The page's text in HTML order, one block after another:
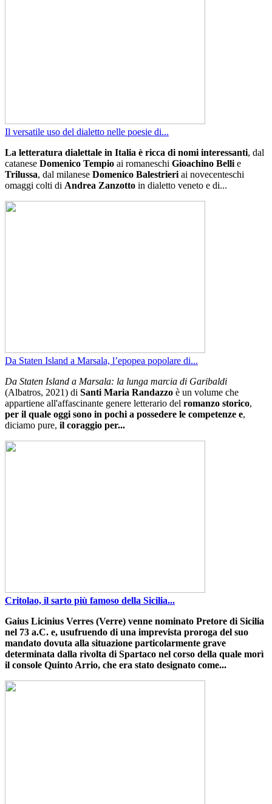
Il versatile uso del dialetto nelle poesie di...
La letteratura dialettale in Italia è ricca di nomi interessanti, dal
catanese Domenico Tempio ai romaneschi Gioachino Belli e
Trilussa, dal milanese Domenico Balestrieri ai novecenteschi
omaggi colti di Andrea Zanzotto in dialetto veneto e di...
Da Staten Island a Marsala, l’epopea popolare di...
Da Staten Island a Marsala: la lunga marcia di Garibaldi
(Albatros, 2021) di Santi Maria Randazzo è un volume che
appartiene all'affascinante genere letterario del romanzo storico,
per il quale oggi sono in pochi a possedere le competenze e,
diciamo pure, il coraggio per...
Critolao, il sarto più famoso della Sicilia...
Gaius Licinius Verres (Verre) venne nominato Pretore di Sicilia
nel 73 a.C. e, usufruendo di una imprevista proroga del suo
mandato dovuta alla situazione particolarmente grave
determinata dalla rivolta di Spartaco nel corso della quale morì
il console Quinto Arrio, che era stato designato come...